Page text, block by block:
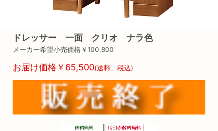
ドレッサー 一面 クリオ ナラ色
メーカー希望小売価格￥100,800
お届け価格￥65,500(送料、税込)